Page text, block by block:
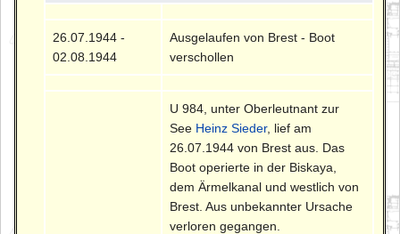
26.07.1944 -
02.08.1944
Ausgelaufen von Brest - Boot
verschollen
U 984, unter Oberleutnant zur
See Heinz Sieder, lief am
26.07.1944 von Brest aus. Das
Boot operierte in der Biskaya,
dem Ärmelkanal und westlich von
Brest. Aus unbekannter Ursache
verloren gegangen.